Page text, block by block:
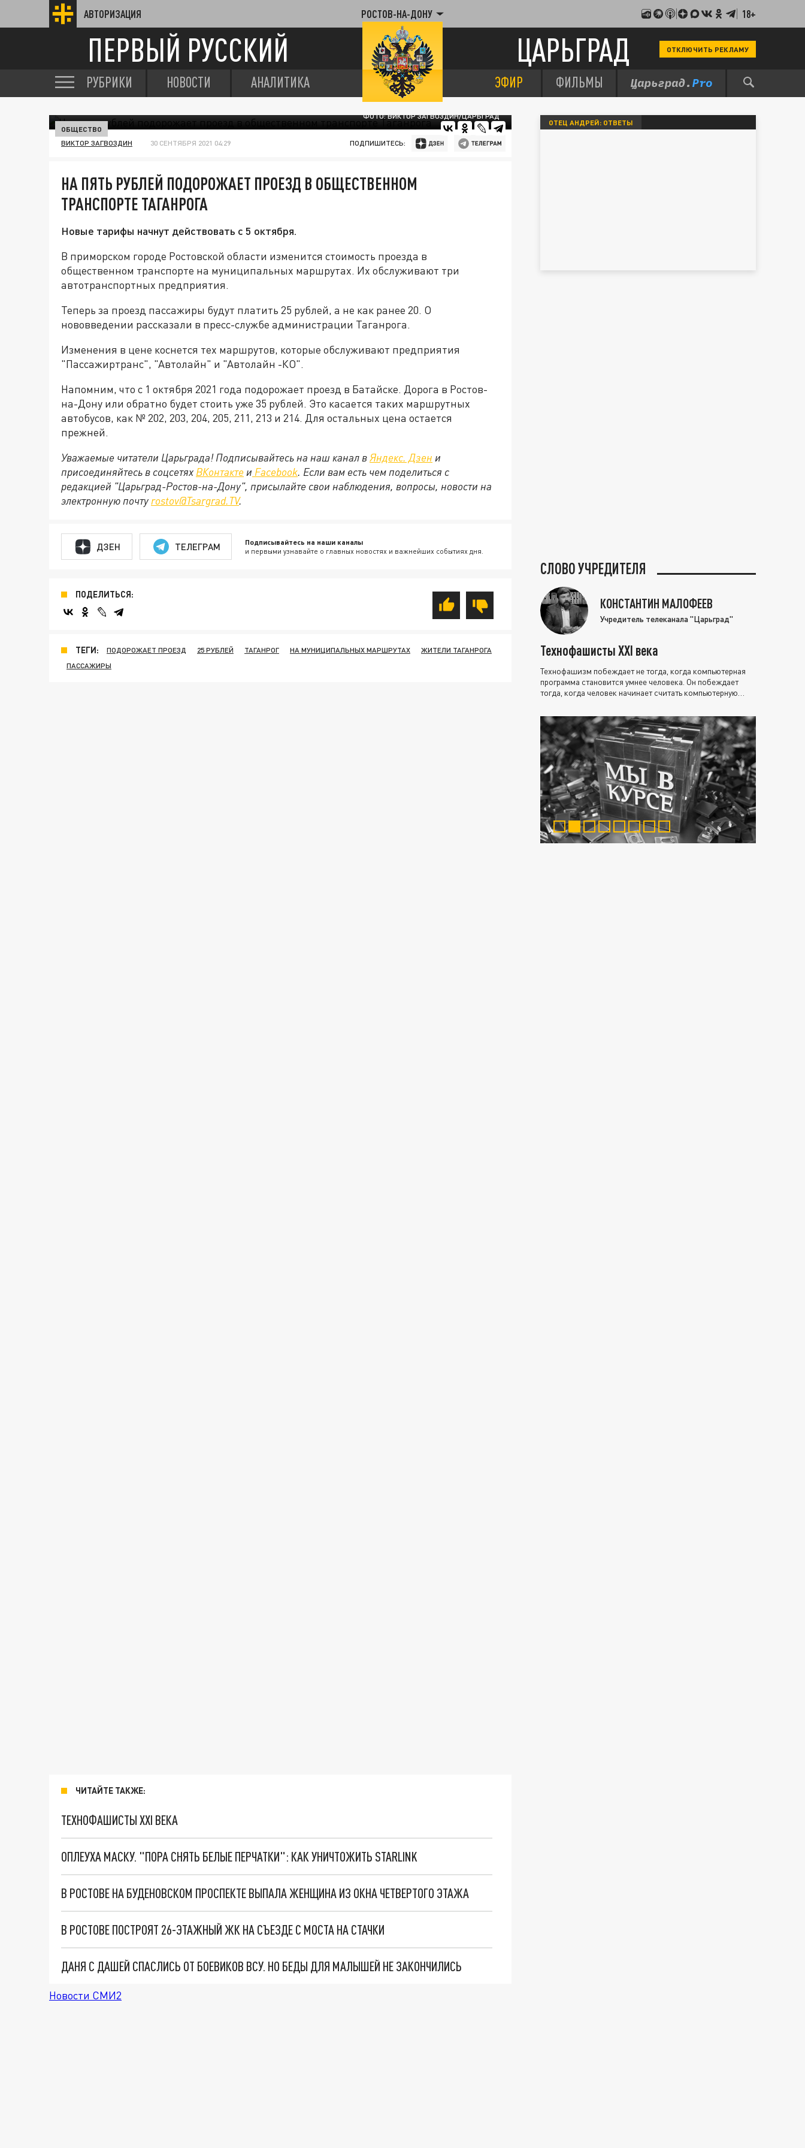
АВТОРИЗАЦИЯ РОСТОВ-НА-ДОНУ 18+
ПЕРВЫЙ РУССКИЙ ЦАРЬГРАД ОТКЛЮЧИТЬ РЕКЛАМУ
РУБРИКИ НОВОСТИ АНАЛИТИКА ЭФИР ФИЛЬМЫ
ФОТО: ВИКТОР ЗАГВОЗДИН/ЦАРЬГРАД
ОБЩЕСТВО
ВИКТОР ЗАГВОЗДИН 30 СЕНТЯБРЯ 2021 04:29 ПОДПИШИТЕСЬ:
НА ПЯТЬ РУБЛЕЙ ПОДОРОЖАЕТ ПРОЕЗД В ОБЩЕСТВЕННОМ
ТРАНСПОРТЕ ТАГАНРОГА
Новые тарифы начнут действовать с 5 октября.
В приморском городе Ростовской области изменится стоимость проезда в
общественном транспорте на муниципальных маршрутах. Их обслуживают три
автотранспортных предприятия.
Теперь за проезд пассажиры будут платить 25 рублей, а не как ранее 20. О
нововведении рассказали в пресс-службе администрации Таганрога.
Изменения в цене коснется тех маршрутов, которые обслуживают предприятия
"Пассажиртранс", "Автолайн" и "Автолайн -КО".
Напомним, что с 1 октября 2021 года подорожает проезд в Батайске. Дорога в Ростов-
на-Дону или обратно будет стоить уже 35 рублей. Это касается таких маршрутных
автобусов, как № 202, 203, 204, 205, 211, 213 и 214. Для остальных цена остается
прежней.
Уважаемые читатели Царьграда! Подписывайтесь на наш канал вЯндекс. Дзен и
присоединяйтесь в соцсетях ВКонтакте и Facebook. Если вам есть чем поделиться с
редакцией "Царьград-Ростов-на-Дону", присылайте свои наблюдения, вопросы, новости на
электронную почту rostov@Tsargrad.ТV.
ДЗЕН ТЕЛЕГРАМ Подписывайтесь на наши каналы
и первыми узнавайте о главных новостях и важнейших событиях дня.
ПОДЕЛИТЬСЯ:
ТЕГИ: ПОДОРОЖАЕТ ПРОЕЗД 25 РУБЛЕЙ ТАГАНРОГ НА МУНИЦИПАЛЬНЫХ МАРШРУТАХ
ЖИТЕЛИ ТАГАНРОГА
ПАССАЖИРЫ
ЧИТАЙТЕ ТАКЖЕ:
ТЕХНОФАШИСТЫ XXI ВЕКА
ОПЛЕУХА МАСКУ. "ПОРА СНЯТЬ БЕЛЫЕ ПЕРЧАТКИ": КАК УНИЧТОЖИТЬ STARLINK
В РОСТОВЕ НА БУДЕНОВСКОМ ПРОСПЕКТЕ ВЫПАЛА ЖЕНЩИНА ИЗ ОКНА ЧЕТВЕРТОГО ЭТАЖА
В РОСТОВЕ ПОСТРОЯТ 26-ЭТАЖНЫЙ ЖК НА СЪЕЗДЕ С МОСТА НА СТАЧКИ
ДАНЯ С ДАШЕЙ СПАСЛИСЬ ОТ БОЕВИКОВ ВСУ. НО БЕДЫ ДЛЯ МАЛЫШЕЙ НЕ ЗАКОНЧИЛИСЬ
Новости СМИ2
ОТЕЦ АНДРЕЙ: ОТВЕТЫ
СЛОВО УЧРЕДИТЕЛЯ
КОНСТАНТИН МАЛОФЕЕВ
Учредитель телеканала "Царьград"
Технофашисты XXI века
Технофашизм побеждает не тогда, когда компьютерная
программа становится умнее человека. Он побеждает
тогда, когда человек начинает считать компьютерную